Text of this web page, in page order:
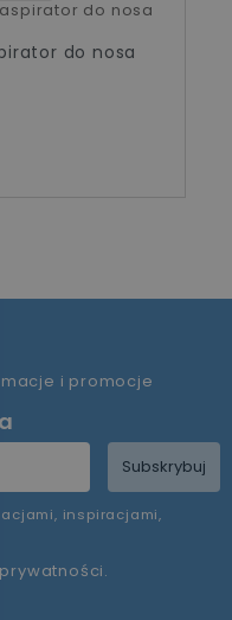
do nosa
i promocje
Subskrybuj
inspiracjami,
.